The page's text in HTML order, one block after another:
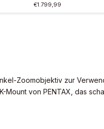
€1.799,99
Zoomobjektiv zur
Mount von PENTAX, das